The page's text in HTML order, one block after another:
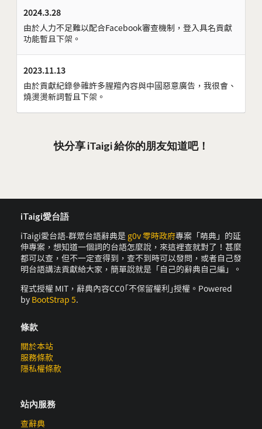
2024.3.28
由於人力不足難以配合Facebook審查機制，登入具名貢獻
功能暫且下架。
2023.11.13
由於貢獻紀錄參雜許多腥羶內容與中國惡意廣告，我很會、
燒燙燙新詞暫且下架。
快分享 iTaigi 給你的朋友知道吧！
iTaigi愛台語
iTaigi愛台語-群眾台語辭典是 g0v 零時政府專案「萌典」的延
伸專案，想知道一個詞的台語怎麼說，來這裡查就對了！甚麼
都可以查，但不一定查得到，查不到時可以發問，或者自己發
明台語講法貢獻給大家，簡單說就是「自己的辭典自己編」。
程式授權 MIT，辭典內容CC0｢不保留權利｣授權。Powered
by BootStrap 5.
條款
關於本站
服務條款
隱私權條款
站內服務
查辭典